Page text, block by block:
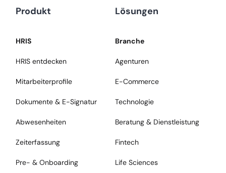
Produkt
HRIS
HRIS entdecken
Mitarbeiterprofile
Dokumente & E-Signatur
Abwesenheiten
Zeiterfassung
Pre- & Onboarding
Lösungen
Branche
Agenturen
E-Commerce
Technologie
Beratung & Dienstleistung
Fintech
Life Sciences